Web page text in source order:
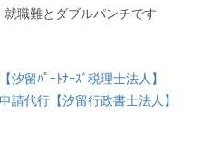
職難とダブルパンチです
留ﾊﾟｰﾄﾅｰｽﾞ税理士法人】
請代行【汐留行政書士法人】